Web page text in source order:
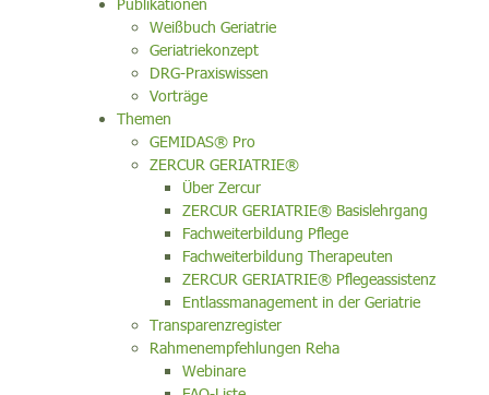
Publikationen
Weißbuch Geriatrie
Geriatriekonzept
DRG-Praxiswissen
Vorträge
Themen
GEMIDAS® Pro
ZERCUR GERIATRIE®
Über Zercur
ZERCUR GERIATRIE® Basislehrgang
Fachweiterbildung Pflege
Fachweiterbildung Therapeuten
ZERCUR GERIATRIE® Pflegeassistenz
Entlassmanagement in der Geriatrie
Transparenzregister
Rahmenempfehlungen Reha
Webinare